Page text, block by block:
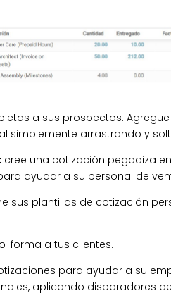
a sus prospectos.
simplemente arrastrando y
cree una cotización pegadiza
ayudar a su personal de
sus plantillas de cotización
forma a tus clientes.
para ayudar a su
aplicando disparadores